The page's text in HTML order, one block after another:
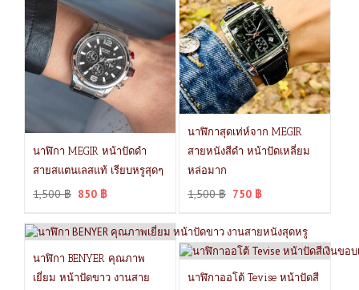
นาฬิกา MEGIR หน้าปัดดำ
สายสแตนเลสแท้ เรียบหรูสุดๆ
1,500฿ 850 ฿
นาฬิกาสุดเท่ห์จาก MEGIR
สายหนังสีดำ หน้าปัดเหลี่ยม
หล่อมาก
1,500฿ 750 ฿
นาฬิกา BENYER คุณภาพ
เยี่ยม หน้าปัดขาว งานสาย
นาฬิกาออโต้ Tevise หน้าปัดสี